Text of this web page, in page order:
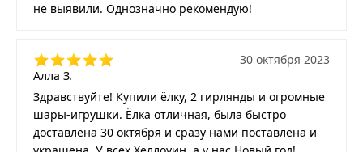
не выявили. Однозначно рекомендую!
Алла З.
30 октября 2023
Здравствуйте! Купили ёлку, 2 гирлянды и огромные
шары-игрушки. Ёлка отличная, была быстро
доставлена 30 октября и сразу нами поставлена и